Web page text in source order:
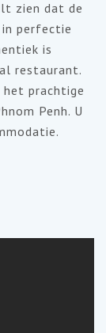
zien dat de
perfectie
is
restaurant.
het prachtige
Penh. U